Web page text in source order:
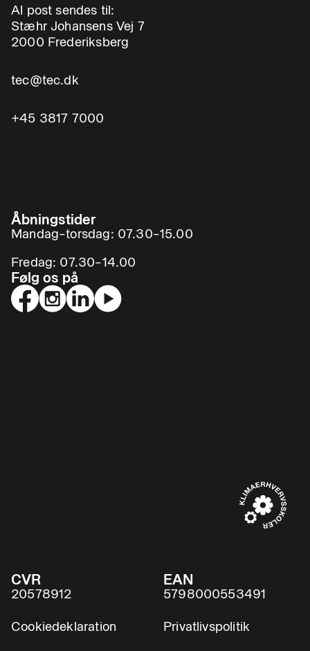
Al post sendes til:
Stæhr Johansens Vej 7
2000 Frederiksberg
tec@tec.dk
+45 3817 7000
Åbningstider
Mandag–torsdag: 07.30–15.00
Fredag: 07.30–14.00
Følg os på
CVR
20578912
EAN
5798000553491
Cookiedeklaration Privatlivspolitik